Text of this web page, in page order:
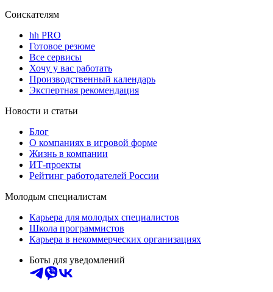
Соискателям
hh PRO
Готовое резюме
Все сервисы
Хочу у вас работать
Производственный календарь
Экспертная рекомендация
Новости и статьи
Блог
О компаниях в игровой форме
Жизнь в компании
ИТ-проекты
Рейтинг работодателей России
Молодым специалистам
Карьера для молодых специалистов
Школа программистов
Карьера в некоммерческих организациях
Боты для уведомлений